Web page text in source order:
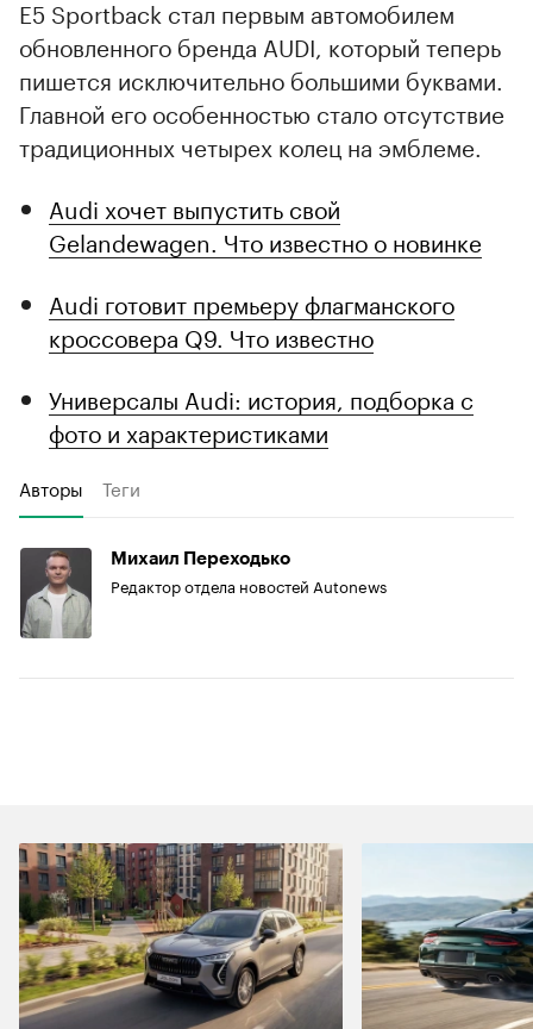
E5 Sportback стал первым автомобилем
обновленного бренда AUDI, который теперь
пишется исключительно большими буквами.
Главной его особенностью стало отсутствие
традиционных четырех колец на эмблеме.
Audi хочет выпустить свой
Gelandewagen. Что известно о новинке
Audi готовит премьеру флагманского
кроссовера Q9. Что известно
Универсалы Audi: история, подборка с
фото и характеристиками
Авторы Теги
Михаил Переходько
Редактор отдела новостей Autonews